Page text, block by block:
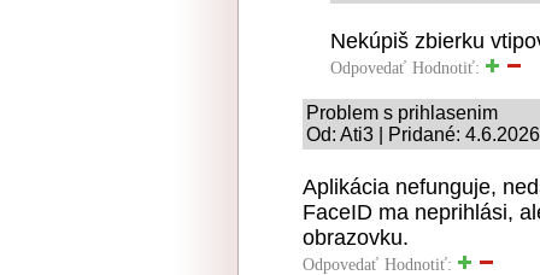
Nekúpiš zbierku
Odpovedať Hodnotiť:
Problem s prihlasenim
Od: Ati3 | Pridané:
Aplikácia nefunguje,
FaceID ma neprihlási,
obrazovku.
Odpovedať Hodnotiť: